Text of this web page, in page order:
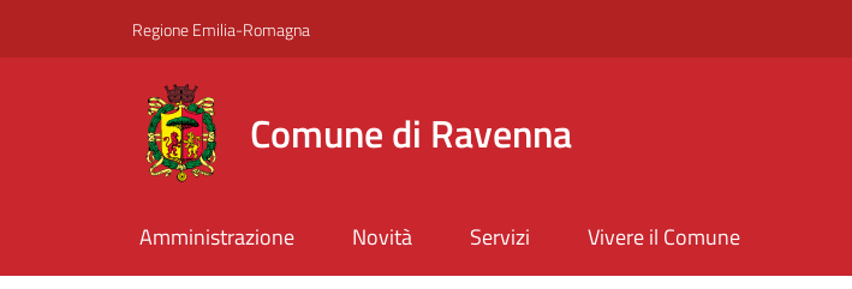
Regione Emilia-Romagna
Comune di Ravenna
Amministrazione Novità Servizi Vivere il Comune